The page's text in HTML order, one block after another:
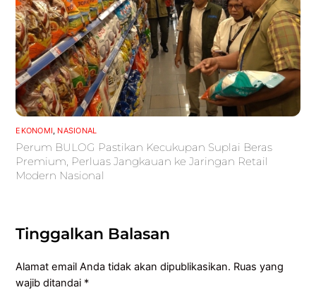
EKONOMI NASIONAL
Perum BULOG Pastikan Kecukupan Suplai Beras
Premium, Perluas Jangkauan ke Jaringan Retail
Modern Nasional
Tinggalkan Balasan
Alamat email Anda tidak akan dipublikasikan. Ruas yang
wajib ditandai *